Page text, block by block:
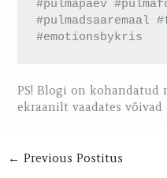
#pulmapäev
#pulmadsaaremaal
#emotionsbykris
PS! Blogi on
ekraanilt vaadates
← Previous Postitus